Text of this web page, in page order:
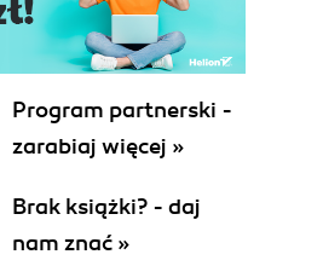
Program partnerski -
zarabiaj więcej »
Brak książki? - daj
nam znać »